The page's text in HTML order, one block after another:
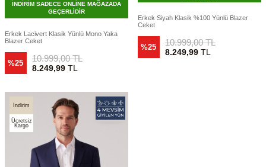
İNDİRİM SADECE ONLİNE MAĞAZADA
GEÇERLİDİR
Erkek Lacivert Klasik Yünlü Mono Yaka
Blazer Ceket
%25 10.999,00TL
8.249,99TL
Erkek Siyah Klasik %100 Yünlü Blazer
Ceket
%25 10.999,00TL
8.249,99TL
İndirim
Ücretsiz
Kargo